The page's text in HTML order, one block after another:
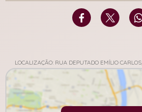
LOCALIZAÇÃO: RUA DEPUTADO EMÍLIO